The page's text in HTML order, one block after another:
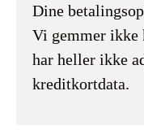
Dine
Vi gemmer ikke
har heller ikke
kreditkortdata.